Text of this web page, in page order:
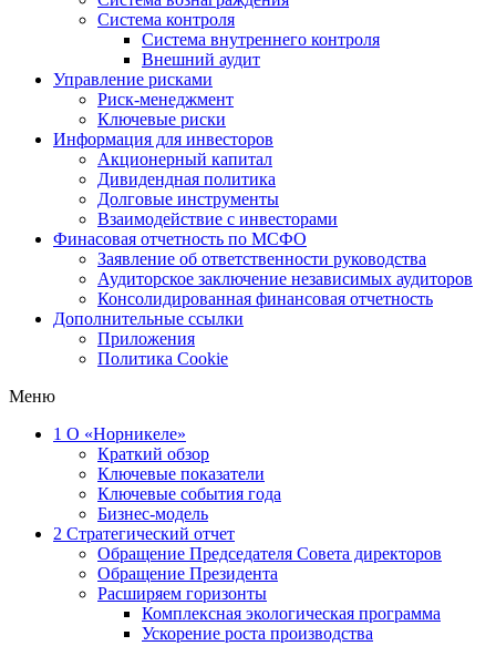
Система контроля
Система внутреннего контроля
Внешний аудит
Управление рисками
Риск-менеджмент
Ключевые риски
Информация для инвесторов
Акционерный капитал
Дивидендная политика
Долговые инструменты
Взаимодействие с инвеcторами
Финасовая отчетность по МСФО
Заявление об ответственности руководства
Аудиторское заключение независимых аудиторов
Консолидированная финансовая отчетность
Дополнительные ссылки
Приложения
Политика Cookie
Меню
1 О «Норникеле»
Краткий обзор
Ключевые показатели
Ключевые события года
Бизнес-модель
2 Стратегический отчет
Обращение Председателя Совета директоров
Обращение Президента
Расширяем горизонты
Комплексная экологическая программа
Ускорение роста производства